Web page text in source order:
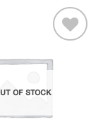
OF STOCK